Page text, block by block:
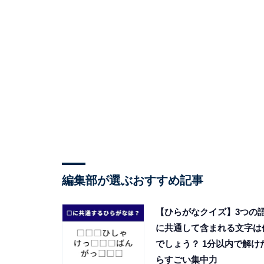
編集部が選ぶおすすめ記事
【ひらがなクイズ】3つの
に共通して含まれる文字は
でしょう？ 1分以内で解け
らすごい集中力